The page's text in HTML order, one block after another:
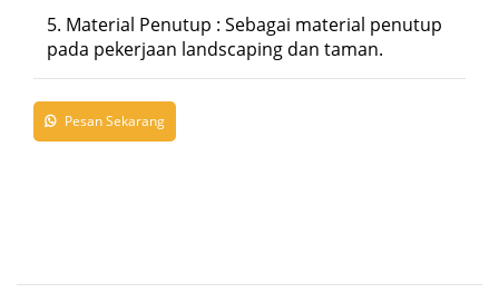
5. Material Penutup : Sebagai material penutup
pada pekerjaan landscaping dan taman.
Pesan Sekarang